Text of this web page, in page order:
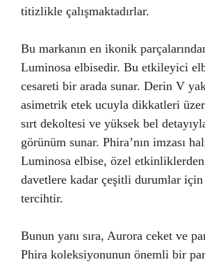
titizlikle çalışmaktadırlar.
Bu markanın en ikonik
Luminosa elbisedir. Bu etkileyici
cesareti bir arada sunar. Derin V
asimetrik etek ucuyla dikkatleri
sırt dekoltesi ve yüksek bel
görünüm sunar. Phira’nın imzası
Luminosa elbise, özel
davetlere kadar çeşitli durumlar
tercihtir.
Bunun yanı sıra, Aurora ceket ve
Phira koleksiyonunun önemli bir